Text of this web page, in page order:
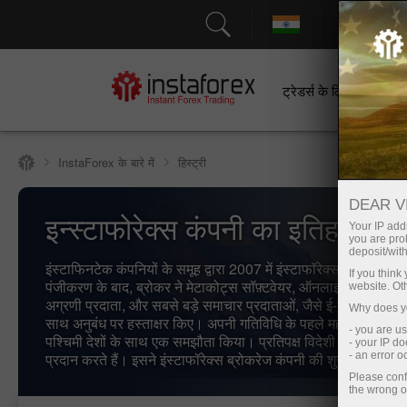
सहायता
ट्रेडर्स के लिए
InstaForex के बारे में हिस्ट्री
इन्स्टाफोरेक्स कंपनी का इतिहास
इंस्टाफिनटेक कंपनियों के समूह द्वारा 2007 में इंस्टाफॉरेक्स की
पंजीकरण के बाद, ब्रोकर ने मेटाकोट्स सॉफ़्टवेयर, ऑनलाइन ट्रेडिंग
अग्रणी प्रदाता, और सबसे बड़े समाचार प्रदाताओं, जैसे ई-सिग्नल,
साथ अनुबंध पर हस्ताक्षर किए। अपनी गतिविधि के पहले महीनों में,
पश्चिमी देशों के साथ एक समझौता किया। प्रतिपक्ष विदेशी मुद्रा
प्रदान करते हैं। इसने इंस्टाफॉरेक्स ब्रोकरेज कंपनी की शुरुआत को
DEAR
Your IP
you are
deposit/
If you
website.
Why does
- you are
- your IP
- an error
Please
the wrong